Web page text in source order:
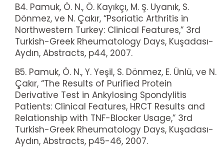
B4. Pamuk, Ö. N., Ö. Kayıkçı, M. Ş. Uyanık, S.
Dönmez, ve N. Çakır, “Psoriatic Arthritis in
Northwestern Turkey: Clinical Features,” 3rd
Turkish-Greek Rheumatology Days, Kuşadası-
Aydın, Abstracts, p44, 2007.
B5. Pamuk, Ö. N., Y. Yeşil, S. Dönmez, E. Ünlü, ve N.
Çakır, “The Results of Purified Protein
Derivative Test in Ankylosing Spondylitis
Patients: Clinical Features, HRCT Results and
Relationship with TNF-Blocker Usage,” 3rd
Turkish-Greek Rheumatology Days, Kuşadası-
Aydın, Abstracts, p45-46, 2007.